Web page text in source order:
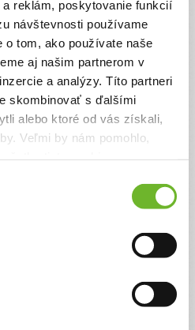
reklám, poskytovanie funkcií
návštevnosti používame
o tom, ako používate naše
aj našim partnerom v
a analýzy. Títo partneri
skombinovať s ďalšími
alebo ktoré od vás získali,
Veľmi by nám pomohlo,
s DMO
ktorý sa narodil
prvých chvíľ bojoval o život.
mozgu 4. stupňa, ktoré